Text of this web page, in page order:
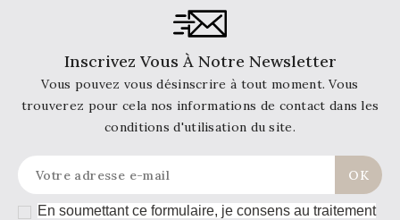
Inscrivez Vous À Notre Newsletter
Vous pouvez vous désinscrire à tout moment. Vous
trouverez pour cela nos informations de contact dans les
conditions d'utilisation du site.
En soumettant ce formulaire, je consens au traitement